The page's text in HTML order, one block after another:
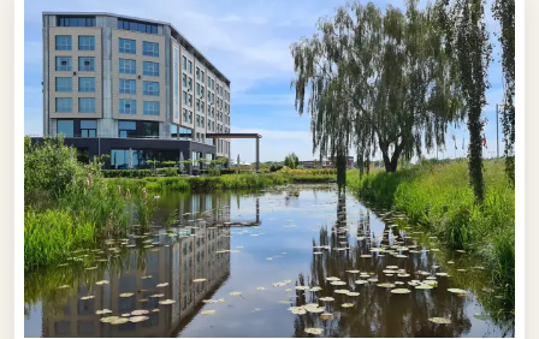
Lang week-end loin de Groningen
Avec un long week-end à Groningen, vous avez le temps de
découvrir à la fois la ville et la province. Visitez le centre-ville
animé, découvrez les nombreux cafés et restaurants et
profitez d'une journée de shopping. Dans les environs, vous
trouverez de magnifiques zones naturelles, telles que
leLauwersmeeret het uitgestrekte Groninger platteland.
Ainsi, vous combinez culture et détente dans la nature.
Consultez également nos
forfaits de plusieurs jourspour un